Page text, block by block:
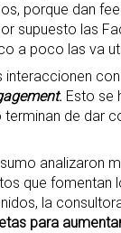
porque dan
supuesto las
a poco las va
interaccionen
. Esto se
de dar
analizaron
que fomentan
la
para